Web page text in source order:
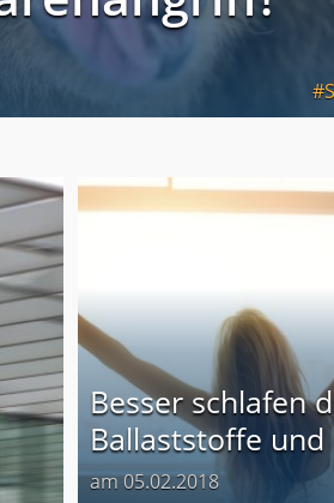
Besser schlafen
Ballaststoffe und
am 05.02.2018
I❶I Schnell Geld